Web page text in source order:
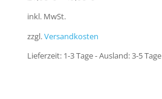
inkl. MwSt.
zzgl.Versandkosten
Lieferzeit: 1-3 Tage - Ausland: 3-5 Tage